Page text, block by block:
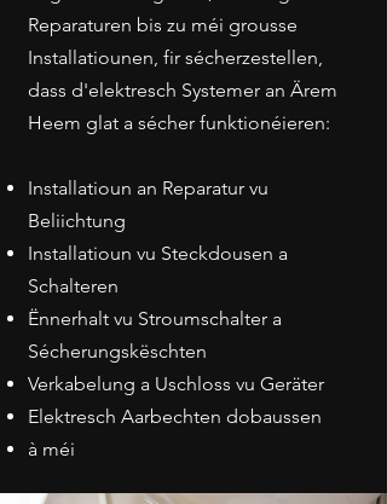
Reparaturen bis zu méi grousse
Installatiounen, fir sécherzestellen,
dass d'elektresch Systemer an Ärem
Heem glat a sécher funktionéieren:
Installatioun an Reparatur vu
Beliichtung
Installatioun vu Steckdousen a
Schalteren
Ënnerhalt vu Stroumschalter a
Sécherungskëschten
Verkabelung a Uschloss vu Geräter
Elektresch Aarbechten dobaussen
à méi